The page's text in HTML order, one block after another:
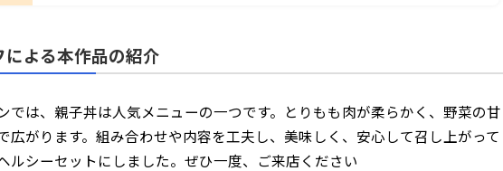
よる本作品の紹介
では、親子丼は人気メニューの一つです。とりもも肉が柔らかく、野菜の甘
広がります。組み合わせや内容を工夫し、美味しく、安心して召し上がって
ルシーセットにしました。ぜひ一度、ご来店ください